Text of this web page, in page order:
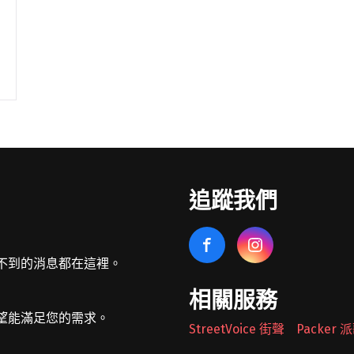
到的消息都在這裡。
能滿足您的需求。
追蹤我們
相關服務
StreetVoice 街聲 Packer